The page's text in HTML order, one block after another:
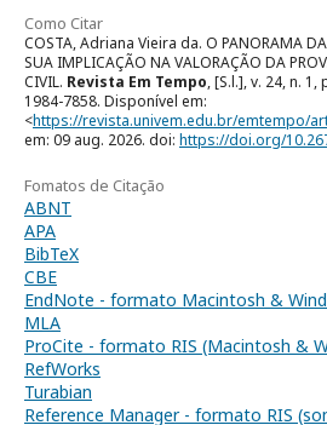
Como Citar
COSTA, Adriana Vieira da. O PANORAMA
SUA IMPLICAÇÃO NA VALORAÇÃO DA
CIVIL. Revista Em Tempo, [S.l.], v. 24, n. 1,
1984-7858. Disponível em:
<https://revista.univem.edu.br/emtempo/
em: 09 aug. 2026. doi: https://doi.org/
Fomatos de Citação
ABNT
APA
BibTeX
CBE
EndNote - formato Macintosh &
MLA
ProCite - formato RIS (Macintosh &
RefWorks
Turabian
Reference Manager - formato RIS